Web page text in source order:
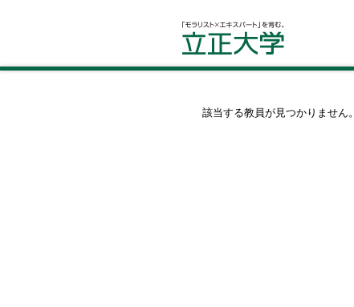
該当する教員が見つかりません。